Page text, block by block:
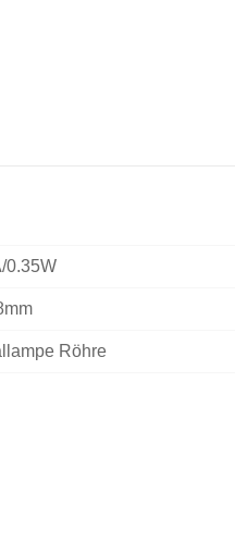
0.35W
Röhre